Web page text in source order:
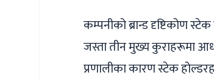
कम्पनीको ब्रान्ड दृष्टिकोण
जस्ता तीन मुख्य कुराहरूमा
प्रणालीका कारण स्टेक